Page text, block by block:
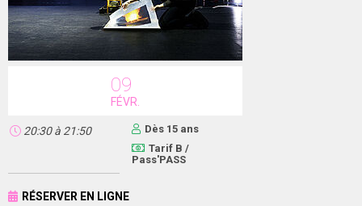
09
FÉVR.
20:30à 21:50
Dès 15 ans
Tarif B /
Pass'PASS
RÉSERVER EN LIGNE